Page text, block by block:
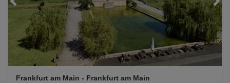
Frankfurt am Main - Frankfurt am Main